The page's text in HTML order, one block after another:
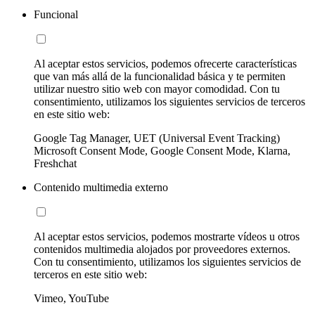
Funcional
Al aceptar estos servicios, podemos ofrecerte características
que van más allá de la funcionalidad básica y te permiten
utilizar nuestro sitio web con mayor comodidad. Con tu
consentimiento, utilizamos los siguientes servicios de terceros
en este sitio web:
Google Tag Manager, UET (Universal Event Tracking)
Microsoft Consent Mode, Google Consent Mode, Klarna,
Freshchat
Contenido multimedia externo
Al aceptar estos servicios, podemos mostrarte vídeos u otros
contenidos multimedia alojados por proveedores externos.
Con tu consentimiento, utilizamos los siguientes servicios de
terceros en este sitio web:
Vimeo, YouTube